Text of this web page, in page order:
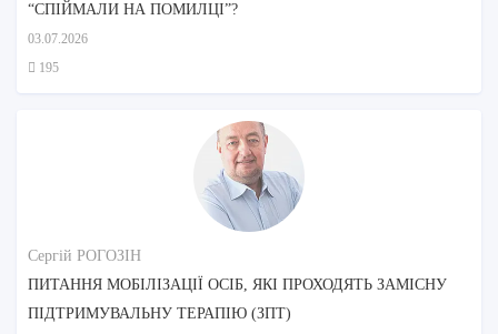
“СПІЙМАЛИ НА ПОМИЛЦІ”?
03.07.2026
195
Сергій РОГОЗІН
ПИТАННЯ МОБІЛІЗАЦІЇ ОСІБ, ЯКІ ПРОХОДЯТЬ ЗАМІСНУ
ПІДТРИМУВАЛЬНУ ТЕРАПІЮ (ЗПТ)